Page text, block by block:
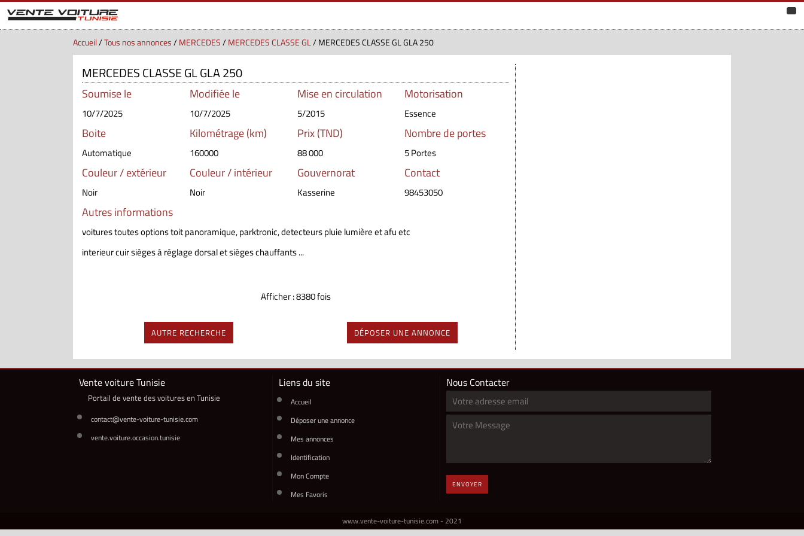
Accueil/Tous nos annonces/MERCEDES/MERCEDES CLASSE GL/ MERCEDES CLASSE GL GLA 250
MERCEDES CLASSE GL GLA 250
Soumise le
10/7/2025
Modifiée le
10/7/2025
Mise en circulation
5/2015
Motorisation
Essence
Boite
Automatique
Kilométrage (km)
160000
Prix (TND)
88 000
Nombre de portes
5 Portes
Couleur / extérieur
Noir
Couleur / intérieur
Noir
Gouvernorat
Kasserine
Autres informations
voitures toutes options toit panoramique, parktronic, detecteurs pluie lumière et afu etc
interieur cuir sièges à réglage dorsal et sièges chauffants ...
Contact
98453050
Afficher : 8380 fois
AUTRE RECHERCHE DÉPOSER UNE ANNONCE
Vente voiture Tunisie
Portail de vente des voitures en Tunisie
contact@vente-voiture-tunisie.com
vente.voiture.occasion.tunisie
Liens du site
Accueil
Déposer une annonce
Mes annonces
Identification
Mon Compte
Mes Favoris
Nous Contacter
ENVOYER
www.vente-voiture-tunisie.com - 2021